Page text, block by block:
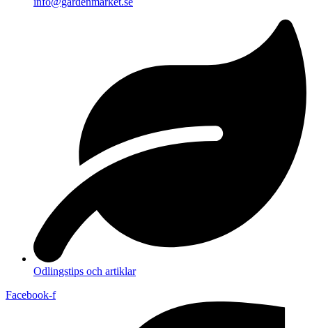
Odlingstips och artiklar
Facebook-f